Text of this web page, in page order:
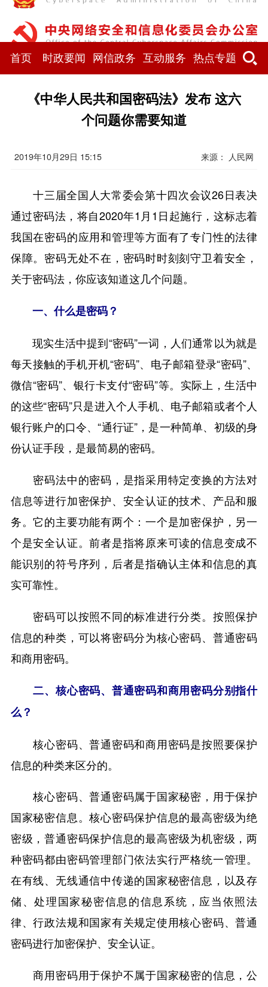
首页 时政要闻 网信政务 互动服务 热点专题
《中华人民共和国密码法》发布 这六
个问题你需要知道
2019年10月29日 15:15 来源： 人民网
十三届全国人大常委会第十四次会议26日表决
通过密码法，将自2020年1月1日起施行，这标志着
我国在密码的应用和管理等方面有了专门性的法律
保障。密码无处不在，密码时时刻刻守卫着安全，
关于密码法，你应该知道这几个问题。
一、什么是密码？
现实生活中提到“密码”一词，人们通常以为就是
每天接触的手机开机“密码”、电子邮箱登录“密码”、
微信“密码”、银行卡支付“密码”等。实际上，生活中
的这些“密码”只是进入个人手机、电子邮箱或者个人
银行账户的口令、“通行证”，是一种简单、初级的身
份认证手段，是最简易的密码。
密码法中的密码，是指采用特定变换的方法对
信息等进行加密保护、安全认证的技术、产品和服
务。它的主要功能有两个：一个是加密保护，另一
个是安全认证。前者是指将原来可读的信息变成不
能识别的符号序列，后者是指确认主体和信息的真
实可靠性。
密码可以按照不同的标准进行分类。按照保护
信息的种类，可以将密码分为核心密码、普通密码
和商用密码。
二、核心密码、普通密码和商用密码分别指什
么？
核心密码、普通密码和商用密码是按照要保护
信息的种类来区分的。
核心密码、普通密码属于国家秘密，用于保护
国家秘密信息。核心密码保护信息的最高密级为绝
密级，普通密码保护信息的最高密级为机密级，两
种密码都由密码管理部门依法实行严格统一管理。
在有线、无线通信中传递的国家秘密信息，以及存
储、处理国家秘密信息的信息系统，应当依照法
律、行政法规和国家有关规定使用核心密码、普通
密码进行加密保护、安全认证。
商用密码用于保护不属于国家秘密的信息，公